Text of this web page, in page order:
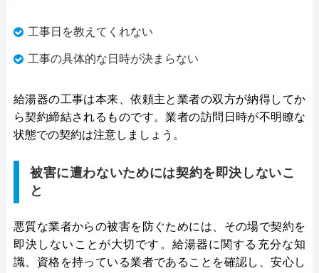
工事日を教えてくれない
工事の具体的な日時が決まらない
給湯器の工事は本来、依頼主と業者の双方が納得してか
ら契約締結されるものです。業者の訪問日時が不明瞭な
状態での契約は注意しましょう。
被害に遭わないためには契約を即決しないこ
と
悪質な業者からの被害を防ぐためには、その場で契約を
即決しないことが大切です。給湯器に関する充分な知
識、資格を持っている業者であることを確認し、安心し